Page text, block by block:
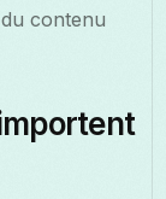
contenu